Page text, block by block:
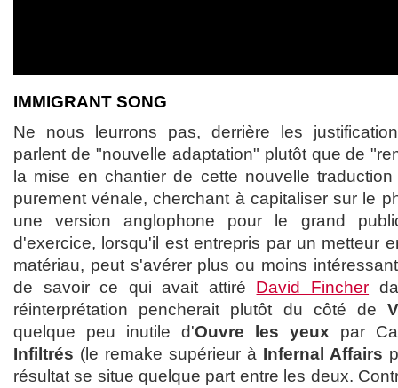
IMMIGRANT SONG
Ne nous leurrons pas, derrière les
parlent de "nouvelle adaptation" plutôt que de
la mise en chantier de cette nouvelle
purement vénale, cherchant à capitaliser sur le
une version anglophone pour le grand
d'exercice, lorsqu'il est entrepris par un metteur
matériau, peut s'avérer plus ou moins
de savoir ce qui avait attiré David Fincher
réinterprétation pencherait plutôt du côté de
quelque peu inutile d'Ouvre les yeux par
Infiltrés (le remake supérieur à Infernal Affairs
résultat se situe quelque part entre les deux.